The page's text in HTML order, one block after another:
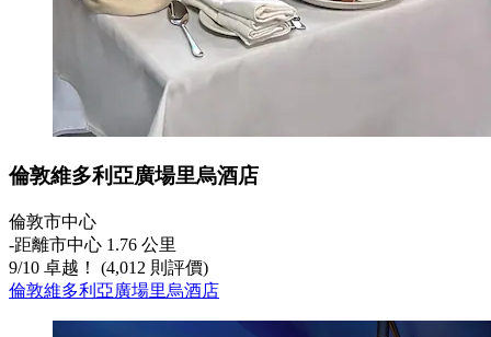
倫敦維多利亞廣場里烏酒店
倫敦市中心
‐距離市中心 1.76 公里
9/10 卓越！ (4,012 則評價)
倫敦維多利亞廣場里烏酒店